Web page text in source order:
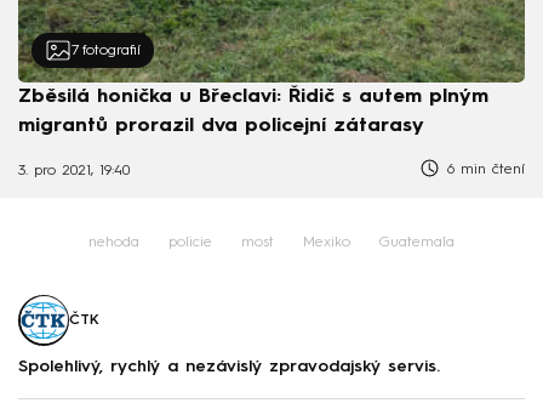
7 fotografií
Zběsilá honička u Břeclavi: Řidič s autem plným
migrantů prorazil dva policejní zátarasy
3. pro 2021, 19:40 6 min čtení
nehoda policie most Mexiko Guatemala
ČTK
Spolehlivý, rychlý a nezávislý zpravodajský servis.